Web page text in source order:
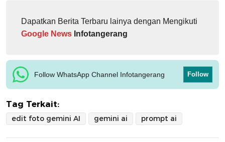
Dapatkan Berita Terbaru lainya dengan Mengikuti
Google News Infotangerang
Follow WhatsApp Channel Infotangerang Follow
Tag Terkait:
edit foto gemini AI gemini ai prompt ai